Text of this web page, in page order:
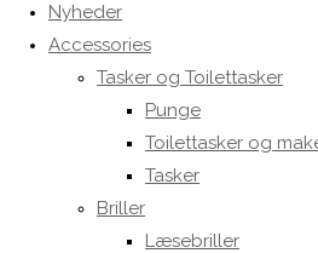
Nyheder
Accessories
Tasker og Toilettasker
Punge
Toilettasker og
Tasker
Briller
Læsebriller